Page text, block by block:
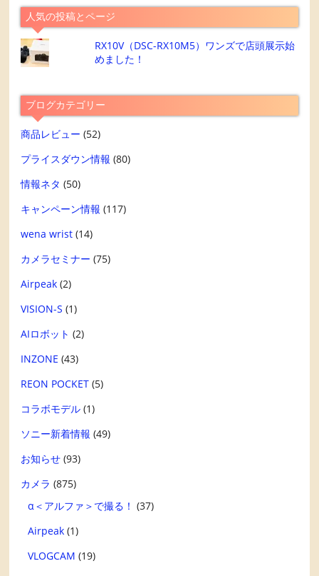
人気の投稿とページ
RX10V（DSC-RX10M5）ワンズで店頭展示始
めました！
ブログカテゴリー
商品レビュー (52)
プライスダウン情報 (80)
情報ネタ (50)
キャンペーン情報 (117)
wena wrist (14)
カメラセミナー (75)
Airpeak (2)
VISION-S (1)
AIロボット (2)
INZONE (43)
REON POCKET (5)
コラボモデル (1)
ソニー新着情報 (49)
お知らせ (93)
カメラ (875)
α＜アルファ＞で撮る！ (37)
Airpeak (1)
VLOGCAM (19)